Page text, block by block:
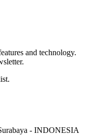
and technology.
- INDONESIA